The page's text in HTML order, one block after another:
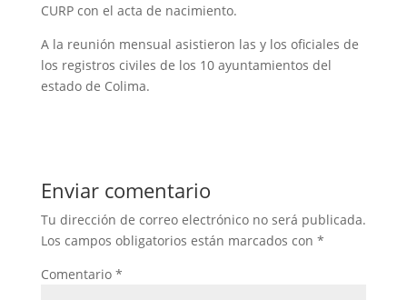
CURP con el acta de nacimiento.
A la reunión mensual asistieron las y los oficiales de
los registros civiles de los 10 ayuntamientos del
estado de Colima.
Enviar comentario
Tu dirección de correo electrónico no será publicada.
Los campos obligatorios están marcados con *
Comentario *